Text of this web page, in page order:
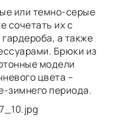
или темно-серые
сочетать их с
а также
Брюки из
модели
цвета –
зимнего периода.